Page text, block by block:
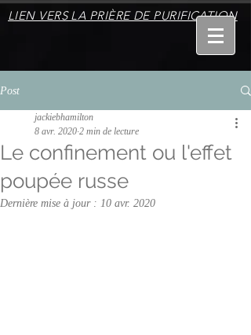
LIEN VERS LA PRIÈRE DE PURIFICATION
Post
Le confinement ou l'effet
poupée russe
jackiebhamilton
8 avr. 2020 2 min de lecture
Dernière mise à jour : 10 avr. 2020